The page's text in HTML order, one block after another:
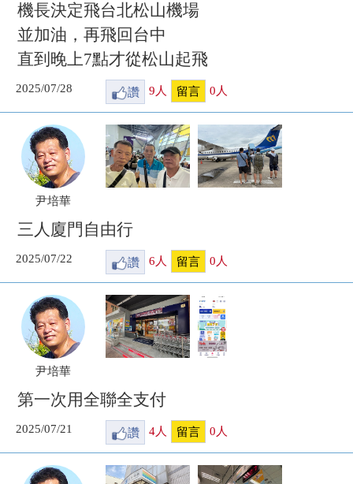
機長決定飛台北松山機場
並加油，再飛回台中
直到晚上7點才從松山起飛
2025/07/28 讚 9人 留言 0人
尹培華
三人廈門自由行
2025/07/22 讚 6 人 留言 0 人
尹培華
第一次用全聯全支付
2025/07/21 讚 4人 留言 0 人